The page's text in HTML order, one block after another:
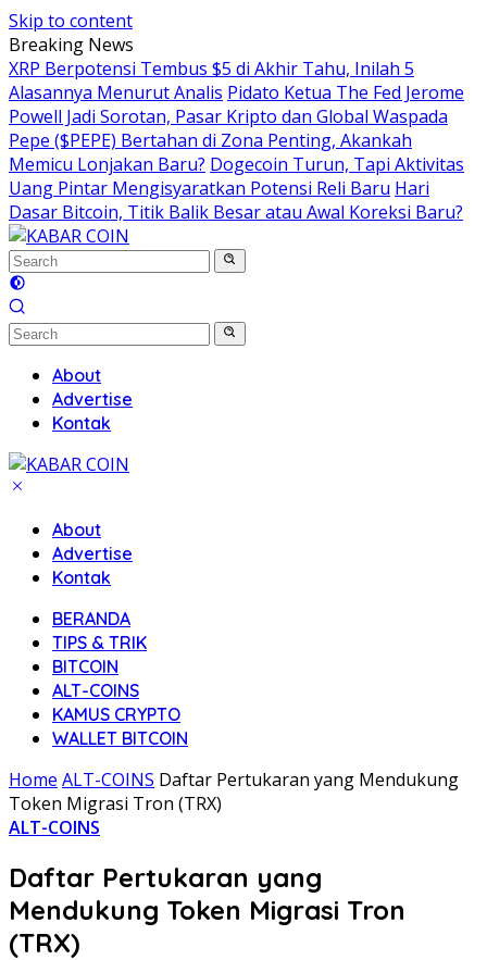
Skip to content
Breaking News
XRP Berpotensi Tembus $5 di Akhir Tahu, Inilah 5
Alasannya Menurut Analis Pidato Ketua The Fed Jerome
Powell Jadi Sorotan, Pasar Kripto dan Global Waspada
Pepe ($PEPE) Bertahan di Zona Penting, Akankah
Memicu Lonjakan Baru? Dogecoin Turun, Tapi Aktivitas
Uang Pintar Mengisyaratkan Potensi Reli Baru Hari
Dasar Bitcoin, Titik Balik Besar atau Awal Koreksi Baru?
About
Advertise
Kontak
About
Advertise
Kontak
BERANDA
TIPS & TRIK
BITCOIN
ALT-COINS
KAMUS CRYPTO
WALLET BITCOIN
Home ALT-COINS Daftar Pertukaran yang Mendukung
Token Migrasi Tron (TRX)
ALT-COINS
Daftar Pertukaran yang
Mendukung Token Migrasi Tron
(TRX)